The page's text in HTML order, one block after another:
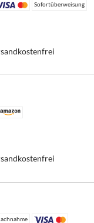
Sofortüberweisung